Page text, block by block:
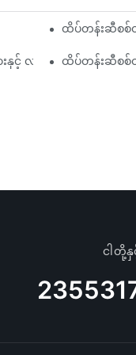
ာ ခြုံငုံသုံးသပ်ချက်
ထိပ်တန်းဆီစစ်
းနှင့် လှည့်ကွက်များထိပ်တန်းဆီစစ်
ငါတို့